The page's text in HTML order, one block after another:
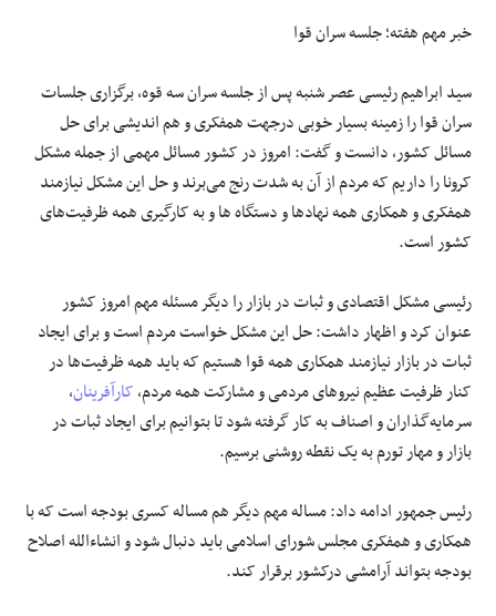
خبر مهم هفته؛ جلسه سران قوا
سید ابراهیم رئیسی عصر شنبه پس از جلسه سران سه قوه، برگزاری جلسات
سران قوا را زمینه بسیار خوبی درجهت همفکری و هم اندیشی برای حل
مسائل کشور، دانست و گفت: امروز در کشور مسائل مهمی از جمله مشکل
کرونا را داریم که مردم از آن به شدت رنج می‌برند و حل این مشکل نیازمند
همفکری و همکاری همه نهادها و دستگاه ها و به کارگیری همه ظرفیت‌های
کشور است.
رئیسی مشکل اقتصادی و ثبات در بازار را دیگر مسئله مهم امروز کشور
عنوان کرد و اظهار داشت: حل این مشکل خواست مردم است و برای ایجاد
ثبات در بازار نیازمند همکاری همه قوا هستیم که باید همه ظرفیت‌ها در
کنار ظرفیت عظیم نیروهای مردمی و مشارکت همه مردم،کارآفرینان،
سرمایه‌گذاران و اصناف به کار گرفته شود تا بتوانیم برای ایجاد ثبات در
بازار و مهار تورم به یک نقطه روشنی برسیم.
رئیس جمهور ادامه داد: مساله مهم دیگر هم مساله کسری بودجه است که با
همکاری و همفکری مجلس شورای اسلامی باید دنبال شود و انشاءالله اصلاح
بودجه بتواند آرامشی درکشور برقرار کند.